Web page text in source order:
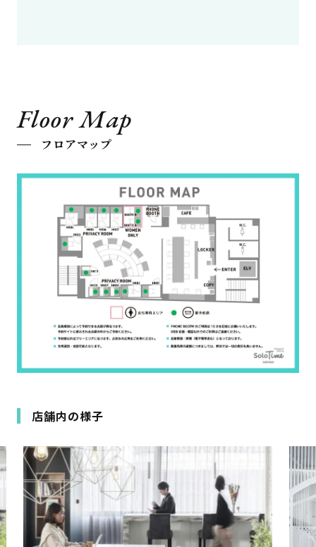
Floor Map
フロアマップ
店舗内の様子